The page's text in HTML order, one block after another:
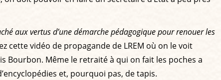
aux vertus d’une démarche pédagogique pour renouer les
cette vidéo de propagande de LREM où on le voit
Bourbon. Même le retraité à qui on fait les poches a
et, pourquoi pas, de tapis.